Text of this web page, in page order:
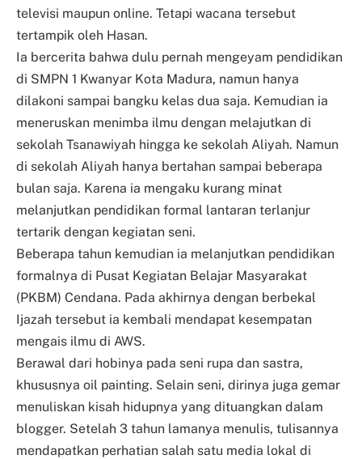
televisi maupun online. Tetapi wacana tersebut
tertampik oleh Hasan.
Ia bercerita bahwa dulu pernah mengeyam pendidikan
di SMPN 1 Kwanyar Kota Madura, namun hanya
dilakoni sampai bangku kelas dua saja. Kemudian ia
meneruskan menimba ilmu dengan melajutkan di
sekolah Tsanawiyah hingga ke sekolah Aliyah. Namun
di sekolah Aliyah hanya bertahan sampai beberapa
bulan saja. Karena ia mengaku kurang minat
melanjutkan pendidikan formal lantaran terlanjur
tertarik dengan kegiatan seni.
Beberapa tahun kemudian ia melanjutkan pendidikan
formalnya di Pusat Kegiatan Belajar Masyarakat
(PKBM) Cendana. Pada akhirnya dengan berbekal
Ijazah tersebut ia kembali mendapat kesempatan
mengais ilmu di AWS.
Berawal dari hobinya pada seni rupa dan sastra,
khususnya oil painting. Selain seni, dirinya juga gemar
menuliskan kisah hidupnya yang dituangkan dalam
blogger. Setelah 3 tahun lamanya menulis, tulisannya
mendapatkan perhatian salah satu media lokal di